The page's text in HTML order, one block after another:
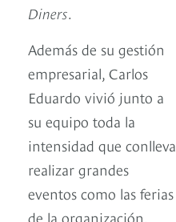
Diners.
Además de su gestión
empresarial, Carlos
Eduardo vivió junto a
su equipo toda la
intensidad que conlleva
realizar grandes
eventos como las ferias
de la organización.